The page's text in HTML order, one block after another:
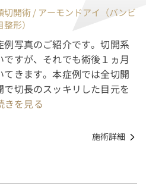
開術 / アーモンドアイ（バンビ
整形）
写真のご紹介です。切開系
すが、それでも術後１ヵ月
きます。本症例では全切開
切長のスッキリした目元を
きを見る
施術詳細